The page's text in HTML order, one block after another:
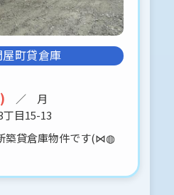
宅（2世帯入居して
世帯が入居していま
願いします。
駅近く）
ハイム施工）価格
*:.。.(＊๓´╰╯`๓
町貸倉庫
／ 月
目15-13
築貸倉庫物件です(⋈◍